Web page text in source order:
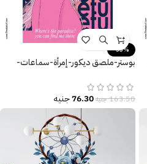
-53%
بوستر-ملصق ديكور-إمرأة-سماعات-
163.50جنيه76.30جنيه